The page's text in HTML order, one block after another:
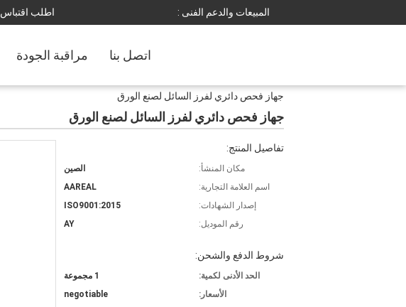
المبيعات والدعم الفنى : اطلب اقتباس
مراقبة الجودة اتصل بنا
جهاز فحص دائري لفرز السائل لصنع الورق
جهاز فحص دائري لفرز السائل لصنع الورق
تفاصيل المنتج:
مكان المنشأ:
الصين
اسم العلامة التجارية:
AAREAL
إصدار الشهادات:
ISO9001:2015
رقم الموديل:
AY
شروط الدفع والشحن:
الحد الأدنى لكمية:
1 مجموعة
الأسعار:
negotiable